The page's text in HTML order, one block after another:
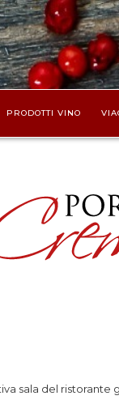
PRODOTTI VINO
sala del